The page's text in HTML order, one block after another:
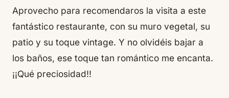
Aprovecho para recomendaros la visita a este
fantástico restaurante, con su muro vegetal, su
patio y su toque vintage. Y no olvidéis bajar a
los baños, ese toque tan romántico me encanta.
¡¡Qué preciosidad!!